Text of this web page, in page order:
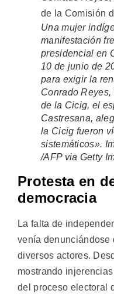
Una mujer
manifestación
presidencial en
10 de junio de
para exigir la
Conrado
de la Cicig, el
Castresana,
la Cicig fueron
sistemáticos».
/AFP via Getty
Protesta en
democracia
La falta de
venía denunciándose
diversos actores.
mostrando
del proceso electoral